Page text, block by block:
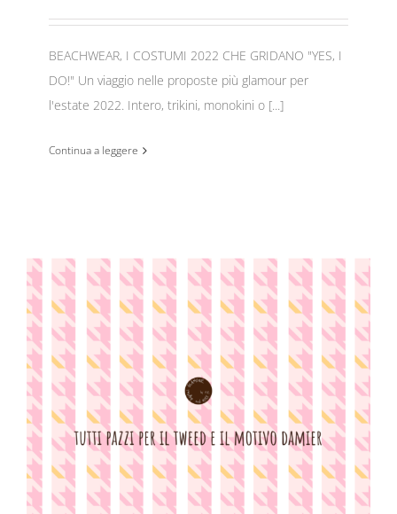
BEACHWEAR, I COSTUMI 2022 CHE GRIDANO "YES, I
DO!" Un viaggio nelle proposte più glamour per
l'estate 2022. Intero, trikini, monokini o [...]
Continua a leggere